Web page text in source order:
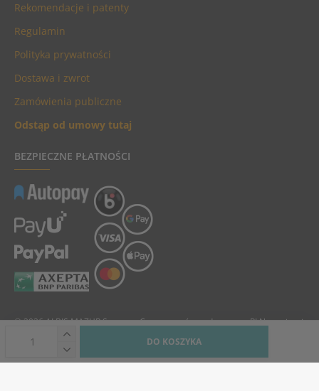
DO KOSZYKA
Rekomendacje i patenty
Regulamin
Polityka prywatności
Dostawa i zwrot
Zamówienia publiczne
Odstąp od umowy tutaj
BEZPIECZNE PŁATNOŚCI
© 2026 ALBIS MAZUR Sp. z o.o. Ceny towarów podane są w PLN, zawierają
podatek VAT i nie zawierają kosztów dostawy.